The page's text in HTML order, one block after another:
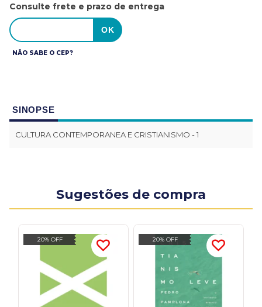
Consulte frete e prazo de entrega
NÃO SABE O CEP?
SINOPSE
CULTURA CONTEMPORANEA E CRISTIANISMO - 1
Sugestões de compra
20% OFF 20% OFF